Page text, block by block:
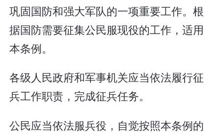
巩固国防和强大军队的一项重要工作。根
据国防需要征集公民服现役的工作，适用
本条例。
各级人民政府和军事机关应当依法履行征
兵工作职责，完成征兵任务。
公民应当依法服兵役，自觉按照本条例的